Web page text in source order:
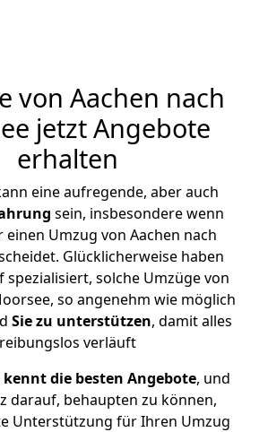
von Aachen nach
jetzt Angebote
erhalten
eine aufregende, aber auch
sein, insbesondere wenn
einen Umzug von Aachen nach
Glücklicherweise haben
solche Umzüge von
so angenehm wie möglich
Sie zu unterstützen, damit alles
reibungslos verläuft
kennt die besten Angebote, und
darauf, behaupten zu können,
Unterstützung für Ihren Umzug